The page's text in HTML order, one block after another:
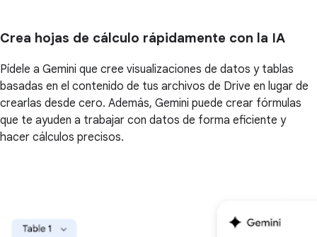
Crea hojas de cálculo rápidamente con la IA
Pídele a Gemini que cree visualizaciones de datos y tablas
basadas en el contenido de tus archivos de Drive en lugar de
crearlas desde cero. Además, Gemini puede crear fórmulas
que te ayuden a trabajar con datos de forma eficiente y
hacer cálculos precisos.